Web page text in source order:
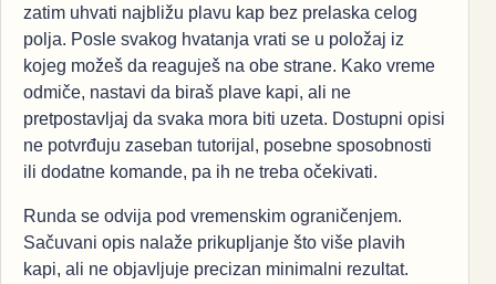
zatim uhvati najbližu plavu kap bez prelaska celog
polja. Posle svakog hvatanja vrati se u položaj iz
kojeg možeš da reaguješ na obe strane. Kako vreme
odmiče, nastavi da biraš plave kapi, ali ne
pretpostavljaj da svaka mora biti uzeta. Dostupni opisi
ne potvrđuju zaseban tutorijal, posebne sposobnosti
ili dodatne komande, pa ih ne treba očekivati.
Runda se odvija pod vremenskim ograničenjem.
Sačuvani opis nalaže prikupljanje što više plavih
kapi, ali ne objavljuje precizan minimalni rezultat.